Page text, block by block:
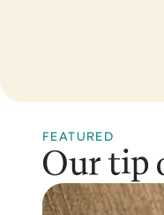
FEATURED
Our tip